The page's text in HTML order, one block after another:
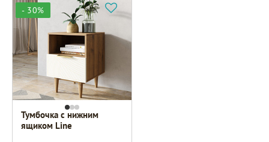
- 30%
Тумбочка с нижним
ящиком Line